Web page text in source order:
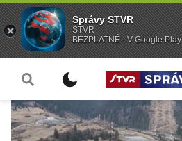
Správy STVR
STVR
BEZPLATNÉ - V Google Play